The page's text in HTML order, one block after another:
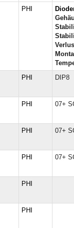
PHI
PHI DIP8
PHI 07+
PHI 07+
PHI 07+
PHI
PHI